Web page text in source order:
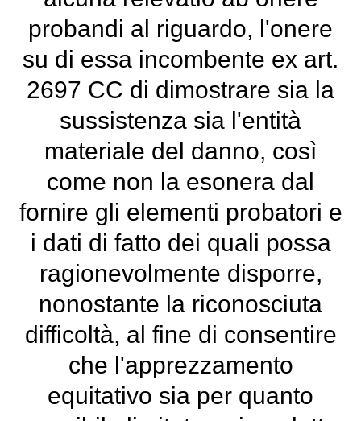
probandi al riguardo, l'onere
su di essa incombente ex art.
2697 CC di dimostrare sia la
sussistenza sia l'entità
materiale del danno, così
come non la esonera dal
fornire gli elementi probatori e
i dati di fatto dei quali possa
ragionevolmente disporre,
nonostante la riconosciuta
difficoltà, al fine di consentire
che l'apprezzamento
equitativo sia per quanto